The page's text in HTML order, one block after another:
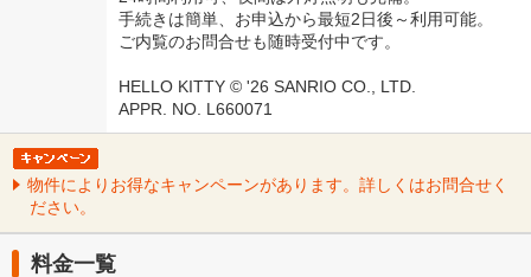
手続きは簡単、お申込から最短2日後～利用可能。
ご内覧のお問合せも随時受付中です。
HELLO KITTY © '26 SANRIO CO., LTD.
APPR. NO. L660071
物件によりお得なキャンペーンがあります。詳しくはお問合せく
ださい。
料金一覧